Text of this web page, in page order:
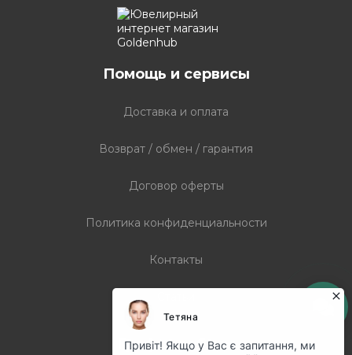
Помощь и сервисы
Доставка и оплата
Возврат / обмен / гарантия
Договор оферты
Политика конфиденциальности
Контакты
График работы